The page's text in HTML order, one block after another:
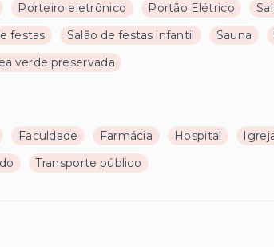
Porteiro eletrônico Portão Elétrico
festas Salão de festas infantil Sauna
verde preservada
Faculdade Farmácia Hospital
Transporte público